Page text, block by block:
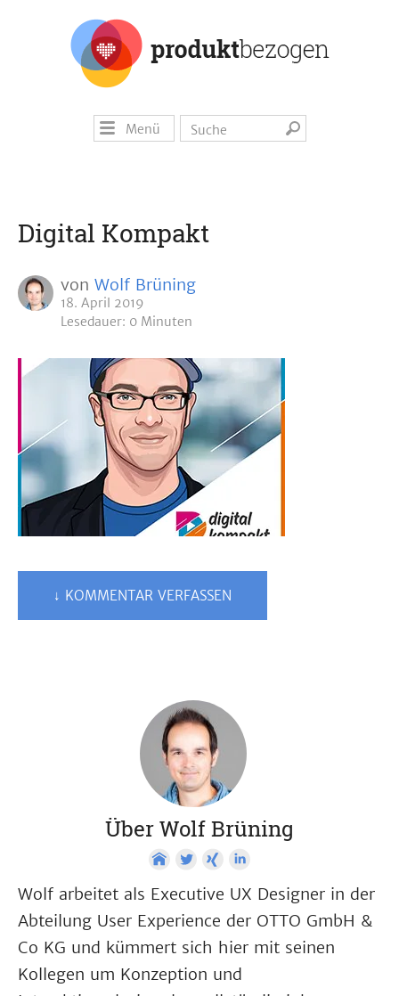
Menü
Digital Kompakt
von Wolf Brüning
18. April 2019
Lesedauer: 0 Minuten
↓ KOMMENTAR VERFASSEN
Über Wolf Brüning
Wolf arbeitet als Executive UX Designer in der
Abteilung User Experience der OTTO GmbH &
Co KG und kümmert sich hier mit seinen
Kollegen um Konzeption und